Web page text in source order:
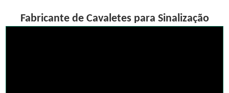
Fabricante de Cavaletes para Sinalização